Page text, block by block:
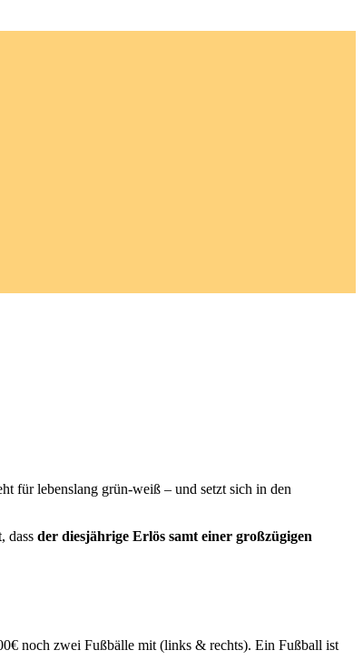
für lebenslang grün-weiß – und setzt sich in den
dass der diesjährige Erlös samt einer großzügigen
noch zwei Fußbälle mit (links & rechts). Ein Fußball ist